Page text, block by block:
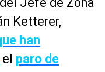
Ketterer,
han
el paro de